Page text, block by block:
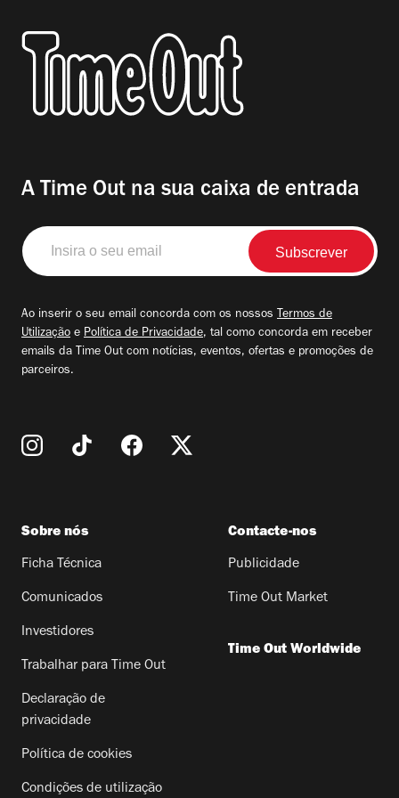
A Time Out na sua caixa de entrada
Insira
o
seu
Ao inserir o seu email concorda com os nossos Termos de
Utilização e Política de Privacidade, tal como concorda em receber
emails da Time Out com notícias, eventos, ofertas e promoções de
parceiros.
Sobre nós
Ficha Técnica
Comunicados
Investidores
Trabalhar para Time Out
Declaração de
privacidade
Política de cookies
Condições de utilização
Contacte-nos
Publicidade
Time Out Market
Time Out Worldwide